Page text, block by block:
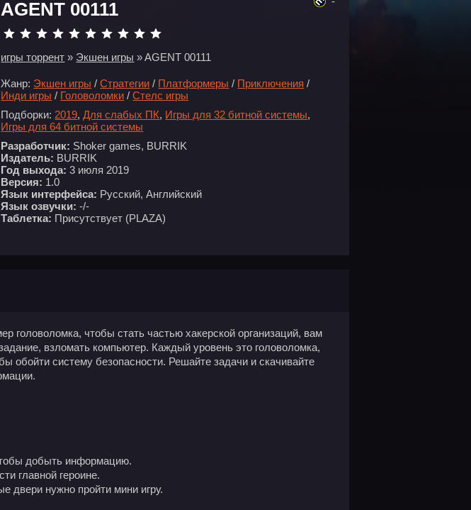
AGENT 00111
игры торрент » Экшен игры » AGENT 00111
Жанр: Экшен игры /Стратегии / Платформеры / Приключения /
Инди игры / Головоломки /Стелс игры
Подборки: 2019,Для слабых ПК, Игры для 32 битной системы,
Игры для 64 битной системы
Разработчик: Shoker games, BURRIK
Издатель: BURRIK
Год выхода: 3 июля 2019
Версия: 1.0
Язык интерфейса: Русский, Английский
Язык озвучки: -/-
Таблетка: Присутствует (PLAZA)
головоломка, чтобы стать частью хакерской организаций, вам
взломать компьютер. Каждый уровень это головоломка,
обойти систему безопасности. Решайте задачи и скачивайте
добыть информацию.
главной героине.
двери нужно пройти мини игру.